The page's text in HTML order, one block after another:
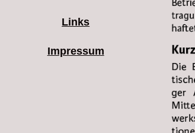
Links
Impressum